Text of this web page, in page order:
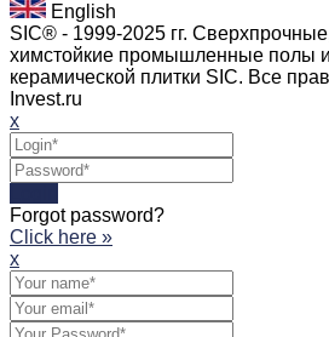
English
SIC® - 1999-2025 гг.
химстойкие промышленные полы
керамической плитки SIC. Все
Invest.ru
x
Forgot password?
Click here »
x